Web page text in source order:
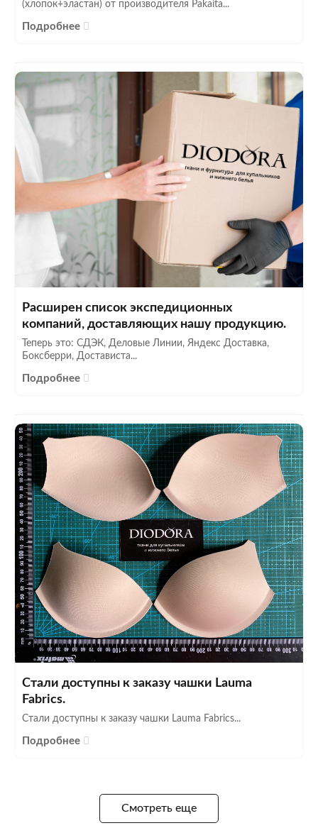
(хлопок+эластан) от производителя Pakaita...
Подробнее
Расширен список экспедиционных
компаний, доставляющих нашу продукцию.
Теперь это: СДЭК, Деловые Линии, Яндекс Доставка,
Боксберри, Достависта...
Подробнее
Стали доступны к заказу чашки Lauma
Fabrics.
Стали доступны к заказу чашки Lauma Fabrics...
Подробнее
Смотреть еще